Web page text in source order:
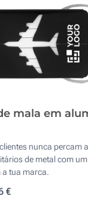
mala em
nunca percam
de metal com
tua marca.
€